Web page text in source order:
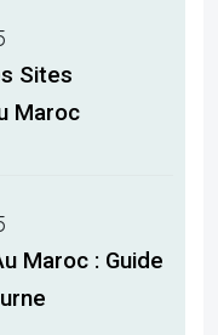
Sites
Maroc
Maroc : Guide